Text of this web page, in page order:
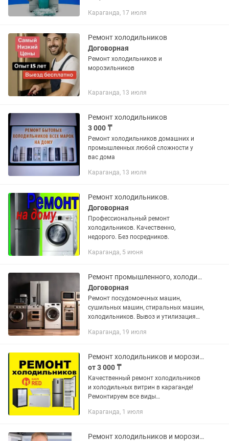
Караганда, 17 июля
Ремонт холодильников
Договорная
Ремонт холодильников и
морозильников
Караганда, 13 июля
Ремонт холодильников
3 000 ₸
Ремонт холодильников домашних и
промышленных любой сложности у
вас дома
Караганда, 13 июля
Ремонт холодильников.
Договорная
Профессиональный ремонт
холодильников. Качественно,
недорого. Без посредников.
Караганда, 5 июня
Ремонт промышленного, холодильного и кухонного оборудования.
Договорная
Ремонт посудомоечных машин,
сушильных машин, стиральных машин,
холодильников. Вывоз и утилизация
Караганда, 19 июля
Ремонт холодильников и морозильников холодильных витрин
от 3 000 ₸
Качественный ремонт холодильников
и холодильных витрин в караганде!
Ремонтируем все виды
холодильники;- Морозильники;-
работ:- замена...
Караганда, 1 июля
Ремонт холодильников и морозильных камер